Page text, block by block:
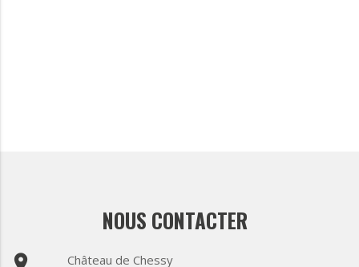
NOUS CONTACTER
place Château de Chessy